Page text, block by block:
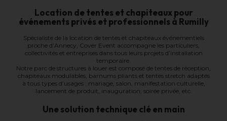
Location de tentes et chapiteaux pour
événements privés et professionnels à Rumilly
Spécialiste de la location de tentes et chapiteaux événementiels
proche d’Annecy, Cover Event accompagne les particuliers,
collectivités et entreprises dans tous leurs projets d’installation
temporaire.
Notre parc de structures à louer est composé de tentes de réception,
chapiteaux modulables, barnums pliants et tentes stretch adaptés
à tous types d’usages : mariage, salon, manifestation culturelle,
lancement de produit, inauguration, soirée privée, etc.
Une solution technique clé en main